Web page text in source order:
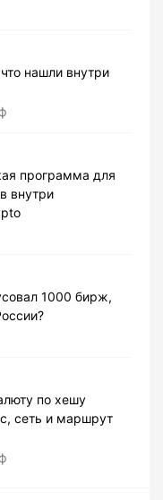
нашли внутри
программа для
внутри
1000 бирж,
по хешу
сеть и маршрут